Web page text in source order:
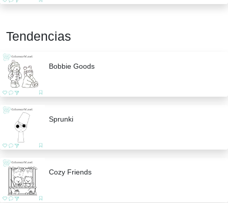
Tendencias
Bobbie Goods
Sprunki
Cozy Friends